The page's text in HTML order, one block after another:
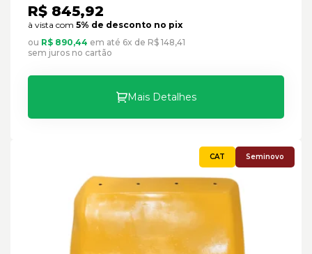
R$ 845,92
à vista com 5% de desconto no pix
ou R$ 890,44 em até 6x de R$ 148,41
sem juros no cartão
Mais Detalhes
Seminovo